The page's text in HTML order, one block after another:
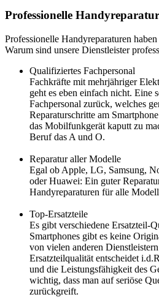
Professionelle
Professionelle Handyreparaturen
Warum sind unsere Dienstleister
Qualifiziertes Fachpersonal
Fachkräfte mit mehrjähriger
geht es eben einfach nicht. Eine
Fachpersonal zurück, welches
Reparaturschritte am
das Mobilfunkgerät kaputt zu
Beruf das A und O.
Reparatur aller Modelle
Egal ob Apple, LG, Samsung,
oder Huawei: Ein guter
Handyreparaturen für alle
Top-Ersatzteile
Es gibt verschiedene Ersatzteil-
Smartphones gibt es keine
von vielen anderen
Ersatzteilqualität entscheidet
und die Leistungsfähigkeit des
wichtig, dass man auf seriöse
zurückgreift.